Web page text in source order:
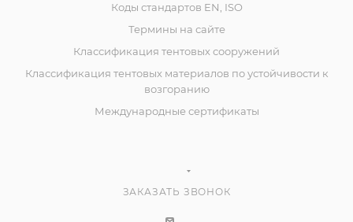
Коды стандартов EN, ISO
Термины на сайте
Классификация тентовых сооружений
Классификация тентовых материалов по устойчивости к
возгоранию
Международные сертификаты
ЗАКАЗАТЬ ЗВОНОК